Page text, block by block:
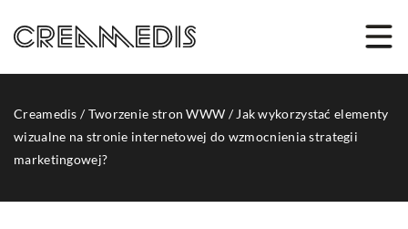
Creamedis /Tworzenie stron WWW / Jak wykorzystać elementy
wizualne na stronie internetowej do wzmocnienia strategii
marketingowej?